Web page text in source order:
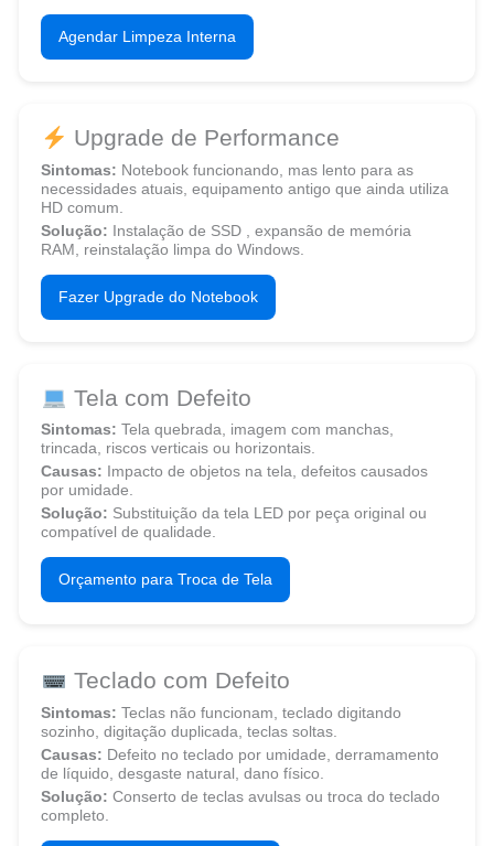
Agendar Limpeza Interna
Upgrade de Performance
Sintomas: Notebook funcionando, mas lento para as
necessidades atuais, equipamento antigo que ainda utiliza
HD comum.
Solução: Instalação de SSD , expansão de memória
RAM, reinstalação limpa do Windows.
Fazer Upgrade do Notebook
Tela com Defeito
Sintomas: Tela quebrada, imagem com manchas,
trincada, riscos verticais ou horizontais.
Causas: Impacto de objetos na tela, defeitos causados
por umidade.
Solução: Substituição da tela LED por peça original ou
compatível de qualidade.
Orçamento para Troca de Tela
Teclado com Defeito
Sintomas: Teclas não funcionam, teclado digitando
sozinho, digitação duplicada, teclas soltas.
Causas: Defeito no teclado por umidade, derramamento
de líquido, desgaste natural, dano físico.
Solução: Conserto de teclas avulsas ou troca do teclado
completo.